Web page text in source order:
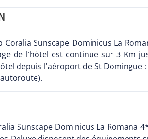
Coralia Sunscape Dominicus La
de l'hôtel est continue sur 3 Km
depuis l'aéroport de St Domingue
Sunscape Dominicus La